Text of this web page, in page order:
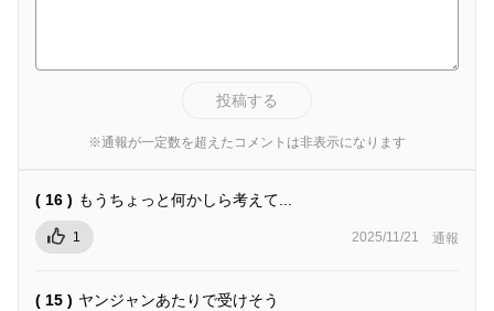
投稿する
※通報が一定数を超えたコメントは非表示になります
( 16 ) もうちょっと何かしら考えて...
1 2025/11/21 通報
( 15 ) ヤンジャンあたりで受けそう